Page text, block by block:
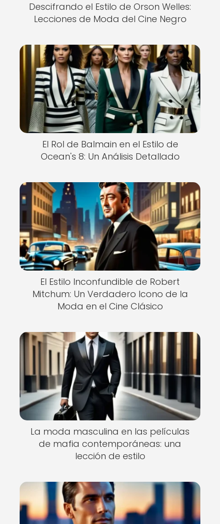
Descifrando el Estilo de Orson Welles:
Lecciones de Moda del Cine Negro
El Rol de Balmain en el Estilo de
Ocean's 8: Un Análisis Detallado
El Estilo Inconfundible de Robert
Mitchum: Un Verdadero Icono de la
Moda en el Cine Clásico
La moda masculina en las películas
de mafia contemporáneas: una
lección de estilo